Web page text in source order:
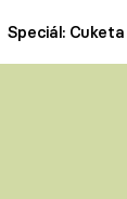
Speciál: Cuketa